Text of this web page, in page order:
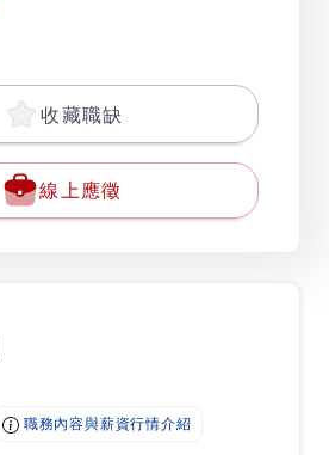
收藏職缺
線上應徵
職務內容與薪資行情介紹